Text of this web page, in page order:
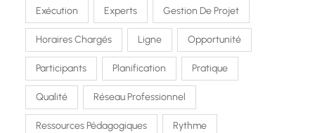
Exécution Experts Gestion De Projet
Horaires Chargés Ligne Opportunité
Participants Planification Pratique
Qualité Réseau Professionnel
Ressources Pédagogiques Rythme